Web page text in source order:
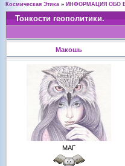
Космическая Этика » ИНФОРМАЦИЯ ОБО
Тонкости геополитики.
Макошь
МАГ